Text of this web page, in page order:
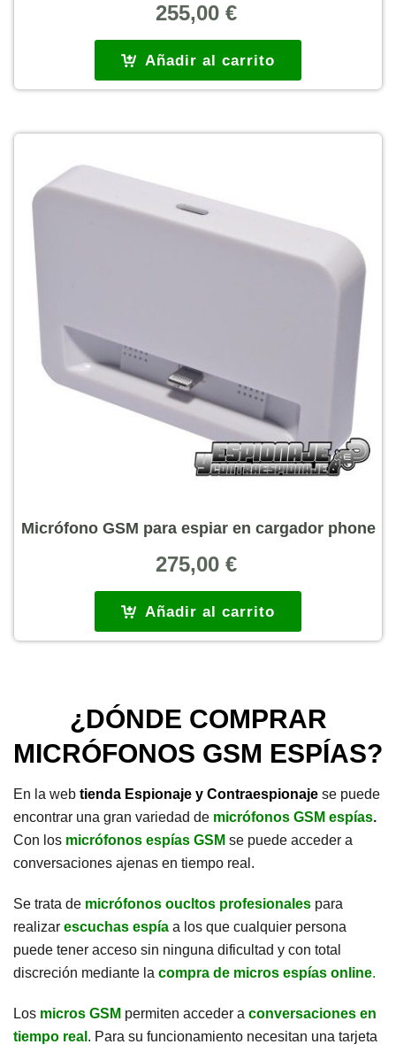
255,00 €
Añadir al carrito
Micrófono GSM para espiar en cargador phone
275,00 €
Añadir al carrito
¿DÓNDE COMPRAR
MICRÓFONOS GSM ESPÍAS?
En la web tienda Espionaje y Contraespionaje se puede
encontrar una gran variedad de micrófonos GSM espías.
Con los micrófonos espías GSM se puede acceder a
conversaciones ajenas en tiempo real.
Se trata de micrófonos oucltos profesionales para
realizar escuchas espía a los que cualquier persona
puede tener acceso sin ninguna dificultad y con total
discreción mediante la compra de micros espías online.
Los micros GSM permiten acceder a conversaciones en
tiempo real . Para su funcionamiento necesitan una tarjeta